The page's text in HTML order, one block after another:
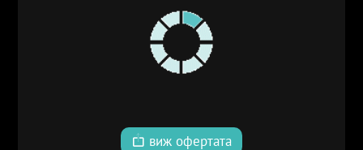
виж офертата